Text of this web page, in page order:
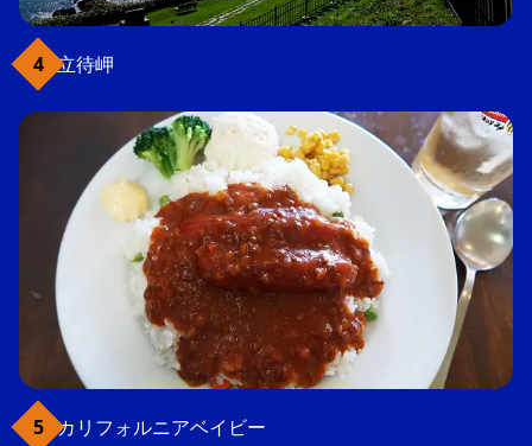
立待岬
カリフォルニアベイビー